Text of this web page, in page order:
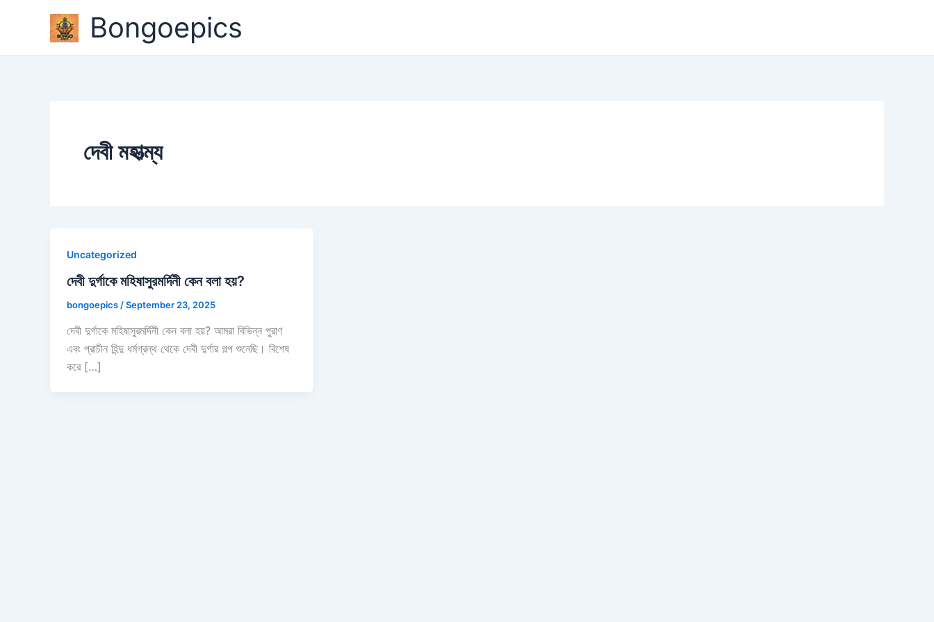
Bongoepics
দেবী মহাত্ম্য
Uncategorized
দেবী দুর্গাকে মহিষাসুরমর্দিনী কেন বলা হয়?
bongoepics /September 23, 2025
দেবী দুর্গাকে মহিষাসুরমর্দিনী কেন বলা হয়? আমরা বিভিন্ন পুরাণ
এবং প্রাচীন হিন্দু ধর্মগ্রন্থ থেকে দেবী দুর্গার গল্প শুনেছি। বিশেষ
করে […]